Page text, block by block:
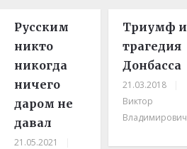
Русским
никто
никогда
ничего
даром не
давал
21.05.2021
Триумф и
трагедия
Донбасса
21.03.2018
Виктор
Владимирович